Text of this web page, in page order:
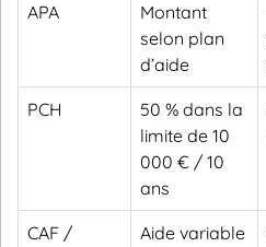
APA
Montant
selon plan
d’aide
PCH
50 % dans la
limite de 10
000 € / 10
ans
CAF /
Aide variable